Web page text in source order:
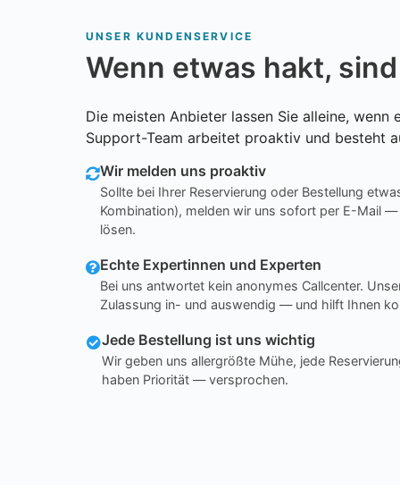
UNSER KUNDENSERVICE
Wenn etwas hakt,
Die meisten Anbieter lassen Sie alleine,
Support-Team arbeitet proaktiv und besteht
Wir melden uns proaktiv
Sollte bei Ihrer Reservierung oder Bestellung
Kombination), melden wir uns sofort per E-Mail
lösen.
Echte Expertinnen und Experten
Bei uns antwortet kein anonymes Callcenter.
Zulassung in- und auswendig — und hilft Ihnen
Jede Bestellung ist uns wichtig
Wir geben uns allergrößte Mühe, jede
haben Priorität — versprochen.